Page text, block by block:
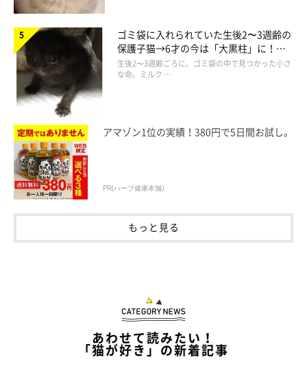
ゴミ袋に入れられていた生後2〜3週齢の
保護子猫→6才の今は「大黒柱」に！
美しい黒猫に成長した姿にグッとくる
生後2〜3週齢ごろに、ゴミ袋の中で見つかった小さ
な命。ミルク …
アマゾン1位の実績！380円で5日間お試し。
PR(ハーブ健康本舗)
もっと見る
あわせて読みたい！
「猫が好き」の新着記事